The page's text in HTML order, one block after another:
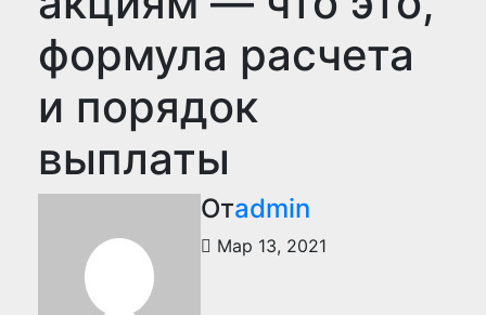
формула расчета
и порядок
выплаты
Отadmin
Мар 13, 2021